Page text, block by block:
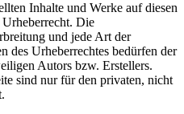
Inhalte und Werke auf diesen
Urheberrecht. Die
und jede Art der
des Urheberrechtes bedürfen der
Autors bzw. Erstellers.
sind nur für den privaten, nicht